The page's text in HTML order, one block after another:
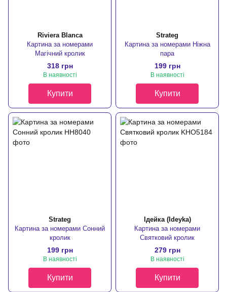
Riviera Blanca
Картина за номерами
Магічний кролик
318 грн
В наявності
Купити
Strateg
Картина за номерами Ніжна
пара
199 грн
В наявності
Купити
Strateg
Картина за номерами Сонний
кролик
199 грн
В наявності
Купити
Ідейка (Ideyka)
Картина за номерами
Святковий кролик
279 грн
В наявності
Купити